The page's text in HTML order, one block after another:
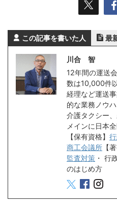
この記事を書いた人 最
川合 智
12年間の運送
数は10,000件
経理など運送
的な業務ノウ
介護タクシー
メインに日本
【保有資格】
商工会議所 【
監査対策 ・ 行
のはじめ方